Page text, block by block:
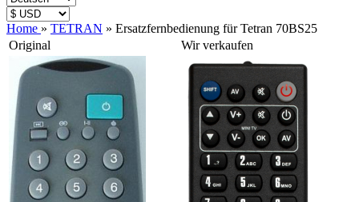
Home » TETRAN » Ersatzfernbedienung für Tetran 70BS25
Original
Wir verkaufen